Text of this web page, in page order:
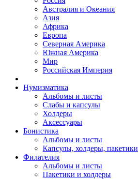
Австралия и Океания
Азия
Африка
Европа
Северная Америка
Южная Америка
Мир
Российская Империя
Нумизматика
Альбомы и листы
Слабы и капсулы
Холдеры
Аксессуары
Бонистика
Альбомы и листы
Капсулы, холдеры, пакетики
Филателия
Альбомы и листы
Пакетики и холдеры